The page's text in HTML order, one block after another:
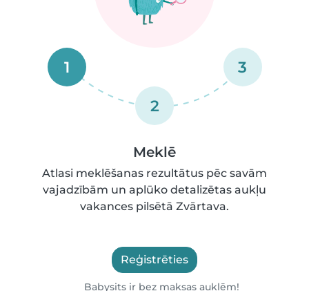
1
2
3
Meklē
Atlasi meklēšanas rezultātus pēc savām
vajadzībām un aplūko detalizētas aukļu
vakances pilsētā Zvārtava.
Reģistrēties
Babysits ir bez maksas auklēm!